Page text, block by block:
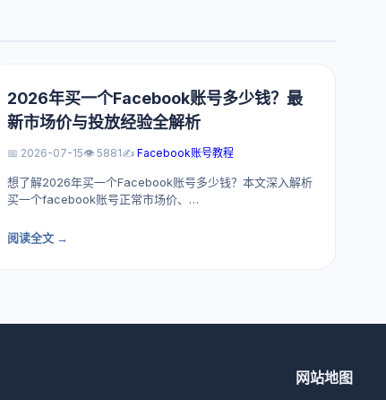
2026年买一个Facebook账号多少钱？最
新市场价与投放经验全解析
📅 2026-07-15👁️ 5881✍️ Facebook账号教程
想了解2026年买一个Facebook账号多少钱？本文深入解析
买一个facebook账号正常市场价、…
阅读全文 →
网站地图